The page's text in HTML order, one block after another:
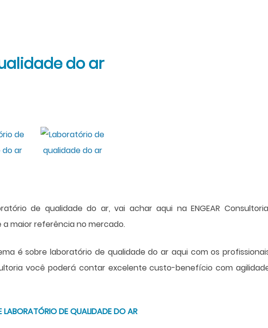
do ar
de qualidade do ar, vai achar aqui na ENGEAR
maior referência no mercado.
é sobre laboratório de qualidade do ar aqui com os
você poderá contar excelente custo-benefício com
LABORATÓRIO DE QUALIDADE DO AR